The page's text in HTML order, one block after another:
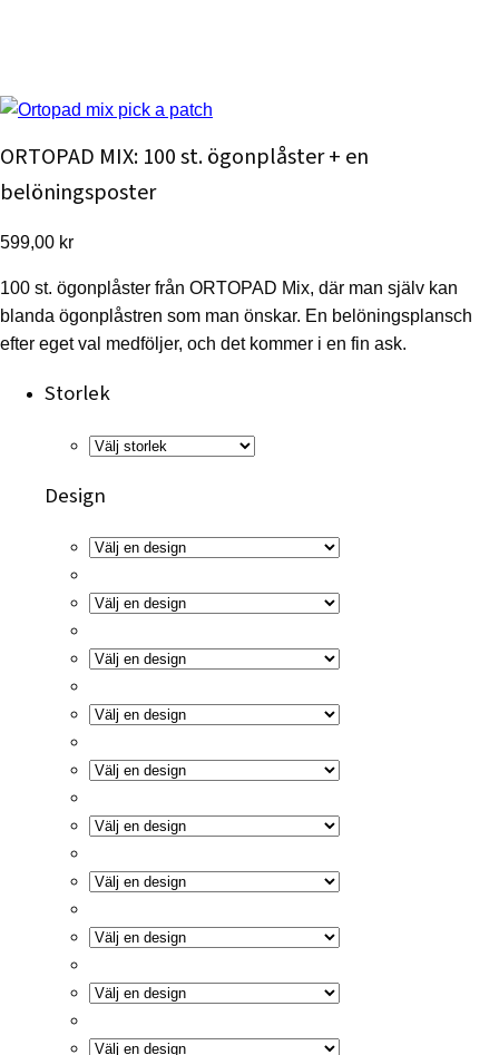
ORTOPAD MIX: 100 st. ögonplåster + en
belöningsposter
599,00 kr
100 st. ögonplåster från ORTOPAD Mix, där man själv kan
blanda ögonplåstren som man önskar. En belöningsplansch
efter eget val medföljer, och det kommer i en fin ask.
Storlek
Design